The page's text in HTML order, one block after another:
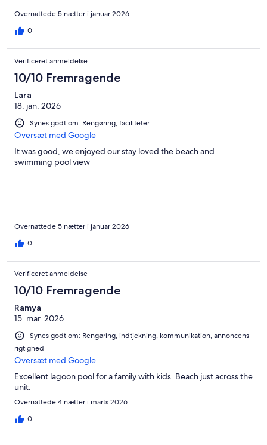
Overnattede 5 nætter i januar 2026
0
Verificeret anmeldelse
10/10 Fremragende
Lara
18. jan. 2026
Synes godt om: Rengøring, faciliteter
Oversæt med Google
It was good, we enjoyed our stay loved the beach and
swimming pool view
Overnattede 5 nætter i januar 2026
0
Verificeret anmeldelse
10/10 Fremragende
Ramya
15. mar. 2026
Synes godt om: Rengøring, indtjekning, kommunikation, annoncens
rigtighed
Oversæt med Google
Excellent lagoon pool for a family with kids. Beach just across the
unit.
Overnattede 4 nætter i marts 2026
0